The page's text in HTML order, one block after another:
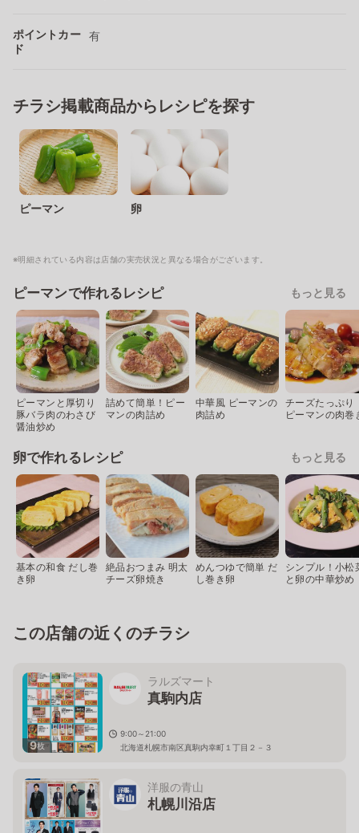
ポイントカー
ド
有
チラシ掲載商品からレシピを探す
ピーマン 卵
※明細されている内容は店舗の実売状況と異なる場合がございます。
ピーマンで作れるレシピ もっと見る
ピーマンと厚切り
豚バラ肉のわさび
醤油炒め
詰めて簡単！ピー
マンの肉詰め
中華風 ピーマンの
肉詰め
チーズたっぷり
ピーマンの肉巻
卵で作れるレシピ もっと見る
基本の和食 だし巻
き卵
絶品おつまみ 明太
チーズ卵焼き
めんつゆで簡単 だ
し巻き卵
シンプル！小松
と卵の中華炒め
この店舗の近くのチラシ
9枚
ラルズマート
真駒内店
9:00～21:00
北海道札幌市南区真駒内幸町１丁目２－３
洋服の青山
札幌川沿店